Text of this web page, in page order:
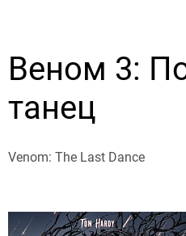
Веном 3:
танец
Venom: The Last Dance